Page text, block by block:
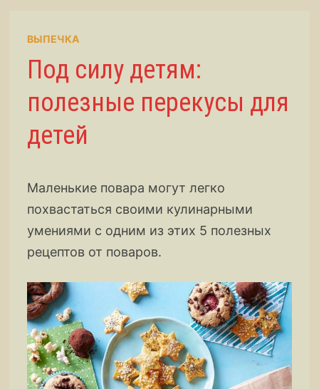
ВЫПЕЧКА
Под силу детям:
полезные перекусы для
детей
Маленькие повара могут легко
похвастаться своими кулинарными
умениями с одним из этих 5 полезных
рецептов от поваров.